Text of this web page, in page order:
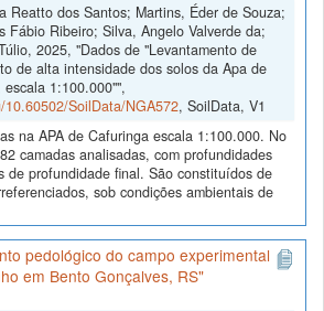
Reatto dos Santos; Martins, Éder de Souza;
Fábio Ribeiro; Silva, Angelo Valverde da;
2025, "Dados de "Levantamento de
de alta intensidade dos solos da Apa de
1:100.000"",
SoilData/NGA572, SoilData, V1
na APA de Cafuringa escala 1:100.000. No
camadas analisadas, com profundidades
de profundidade final. São constituídos de
sob condições ambientais de
pedológico do campo experimental
em Bento Gonçalves, RS"